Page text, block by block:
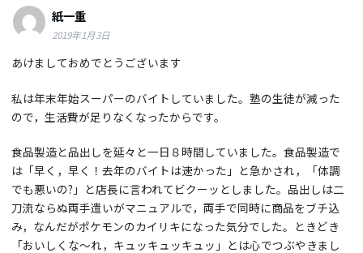
紙一重
2019年1月3日
あけましておめでとうございます
私は年末年始スーパーのバイトしていました。塾の生徒が減った
ので，生活費が足りなくなったからです。
食品製造と品出しを延々と一日８時間していました。食品製造で
は「早く，早く！去年のバイトは速かった」と急かされ，「体調
でも悪いの?」と店長に言われてビクーッとしました。品出しは二
刀流ならぬ両手遣いがマニュアルで，両手で同時に商品をブチ込
み，なんだがポケモンのカイリキになった気分でした。ときどき
「おいしくな～れ，キュッキュッキュッ」とは心でつぶやきまし